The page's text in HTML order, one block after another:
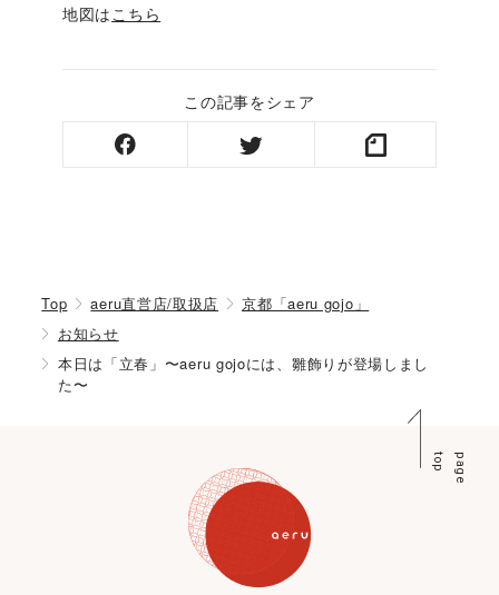
地図は こちら
この記事をシェア
Top aeru直営店/取扱店
京都「aeru gojo」
お知らせ
本日は「立春」〜aeru gojoには、雛飾りが登場しまし
た〜
p
a
g
e
t
o
p